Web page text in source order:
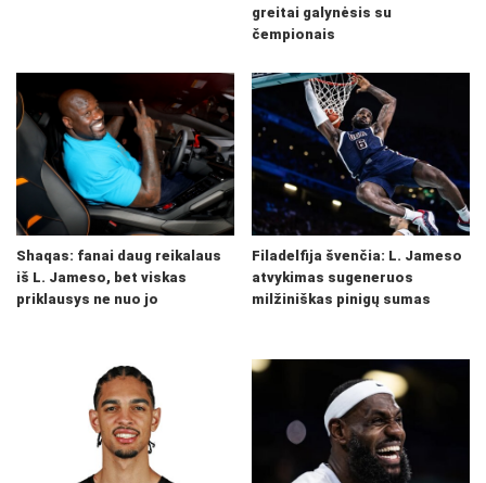
greitai galynėsis su
čempionais
Shaqas: fanai daug reikalaus
iš L. Jameso, bet viskas
priklausys ne nuo jo
Filadelfija švenčia: L. Jameso
atvykimas sugeneruos
milžiniškas pinigų sumas